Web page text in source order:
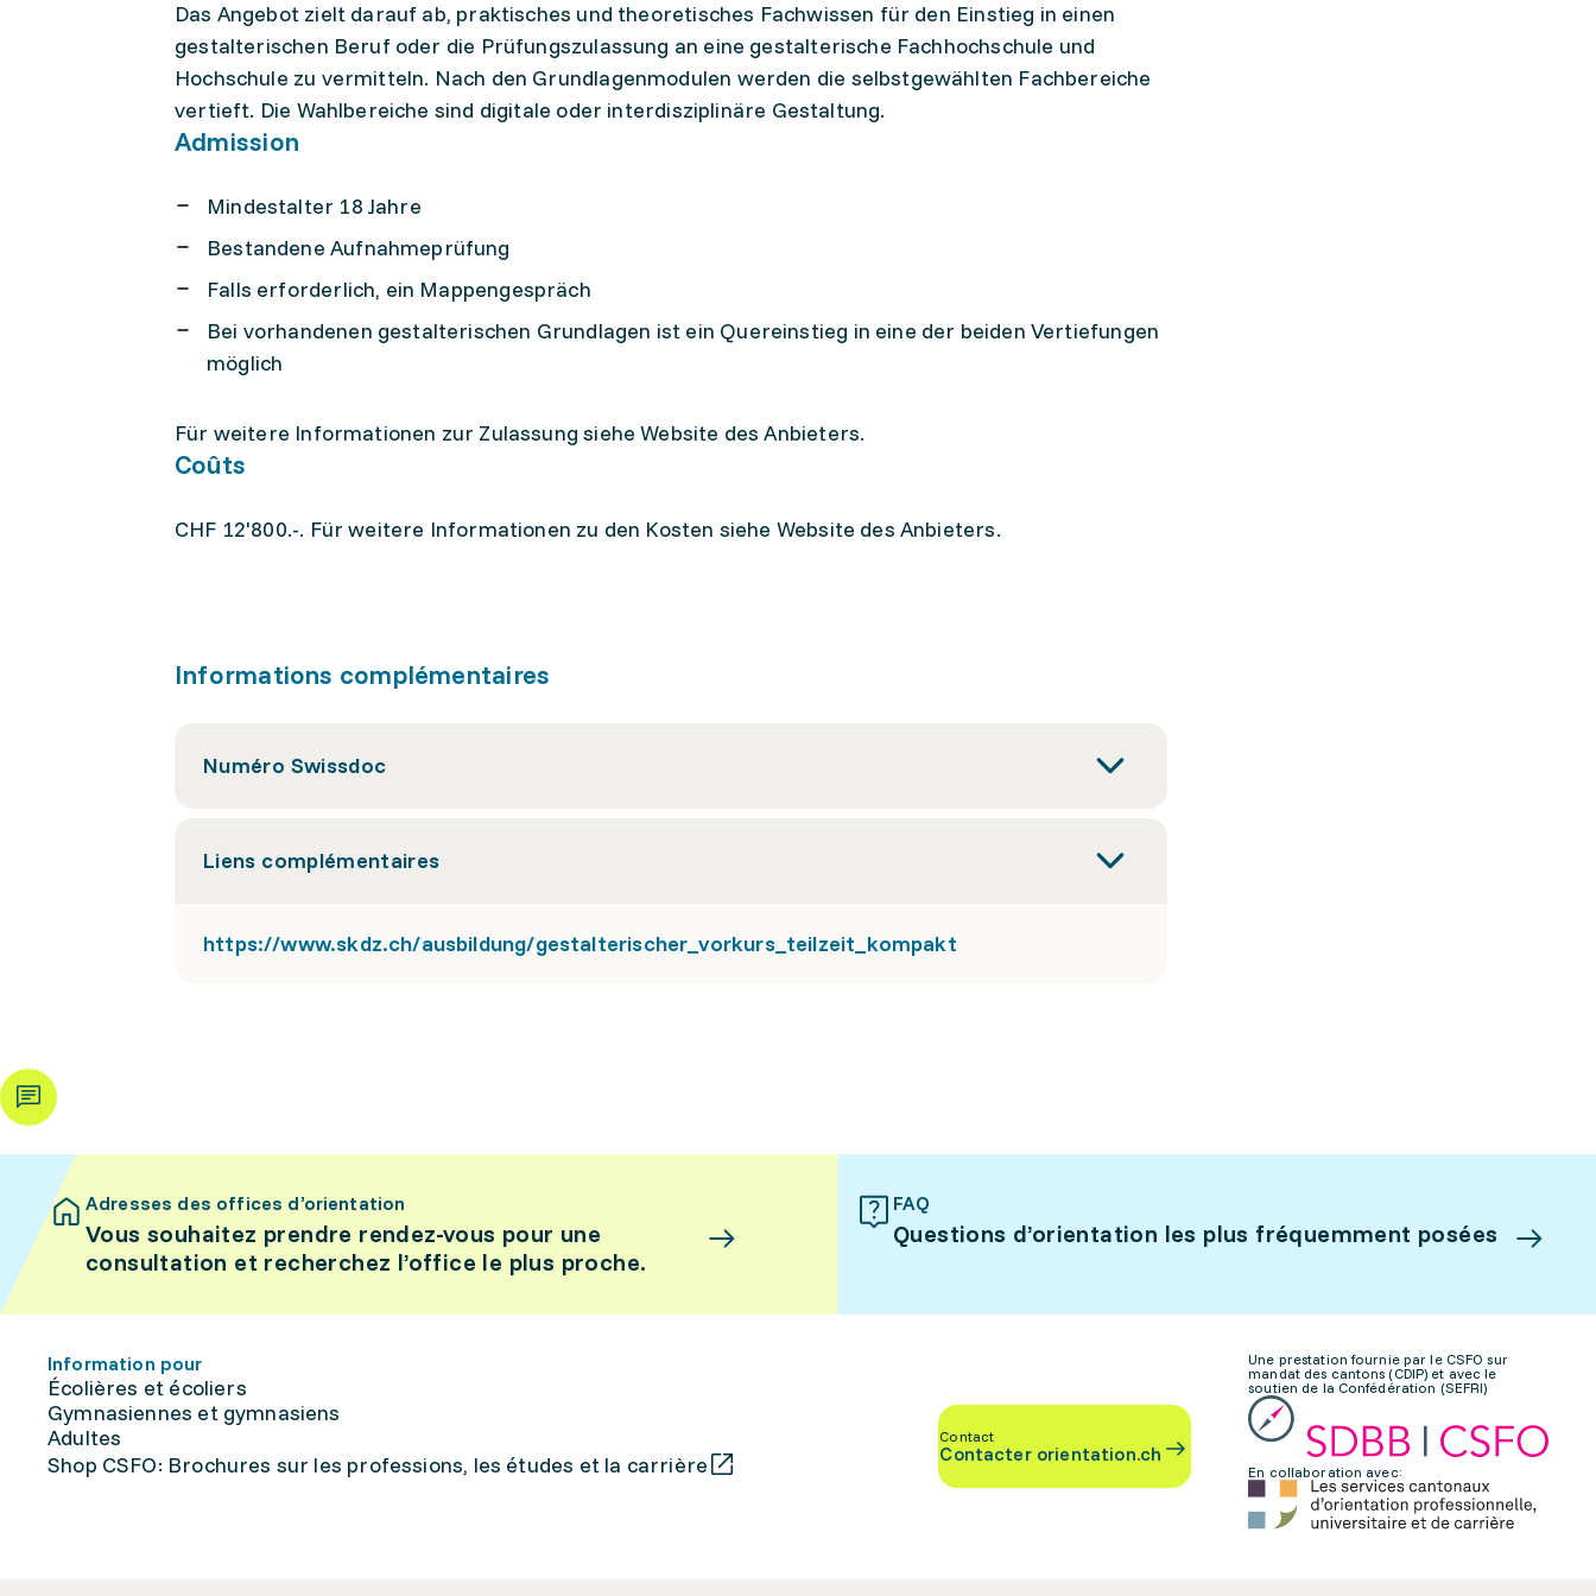
Das Angebot zielt darauf ab, praktisches und theoretisches Fachwissen für den Einstieg in einen
gestalterischen Beruf oder die Prüfungszulassung an eine gestalterische Fachhochschule und
Hochschule zu vermitteln. Nach den Grundlagenmodulen werden die selbstgewählten Fachbereiche
vertieft. Die Wahlbereiche sind digitale oder interdisziplinäre Gestaltung.
Admission
Mindestalter 18 Jahre
Bestandene Aufnahmeprüfung
Falls erforderlich, ein Mappengespräch
Bei vorhandenen gestalterischen Grundlagen ist ein Quereinstieg in eine der beiden Vertiefungen
möglich
Für weitere Informationen zur Zulassung siehe Website des Anbieters.
Coûts
CHF 12'800.-. Für weitere Informationen zu den Kosten siehe Website des Anbieters.
Informations complémentaires
Numéro Swissdoc
Liens complémentaires
https://www.skdz.ch/ausbildung/gestalterischer_vorkurs_teilzeit_kompakt
Adresses des offices d’orientation
Vous souhaitez prendre rendez-vous pour une
consultation et recherchez l’office le plus proche.
FAQ
Questions d’orientation les plus fréquemment posées
Information pour
Écolières et écoliers
Gymnasiennes et gymnasiens
Adultes
Shop CSFO: Brochures sur les professions, les études et la carrière
Contact
Contacter orientation.ch
Une prestation fournie par le CSFO sur
mandat des cantons (CDIP) et avec le
soutien de la Confédération (SEFRI)
En collaboration avec: